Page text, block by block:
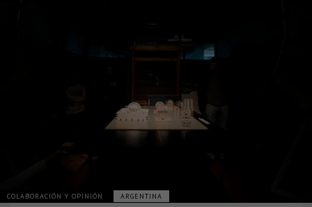
COLABORACIÓN Y OPINIÓN ARGENTINA